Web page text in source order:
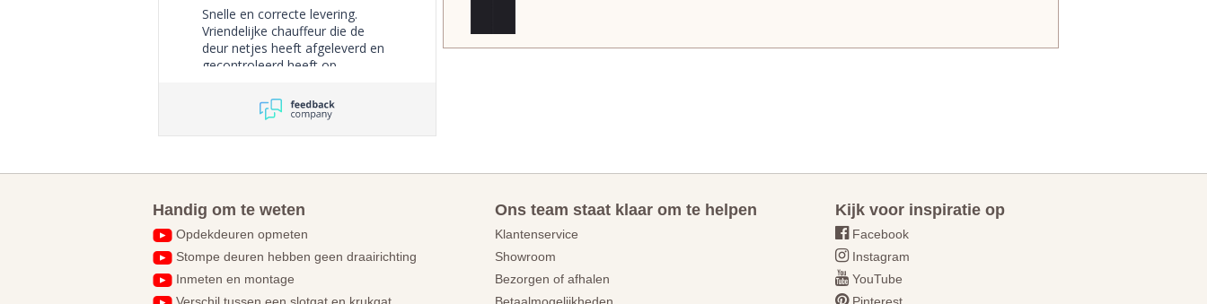
Snelle en correcte levering.
Vriendelijke chauffeur die de
deur netjes heeft afgeleverd en
gecontroleerd heeft op
helemaal top.
Handig om te weten
Opdekdeuren opmeten
Stompe deuren hebben geen draairichting
Inmeten en montage
Ons team staat klaar om te helpen
Klantenservice
Showroom
Bezorgen of afhalen
Kijk voor inspiratie op
Facebook
Instagram
YouTube